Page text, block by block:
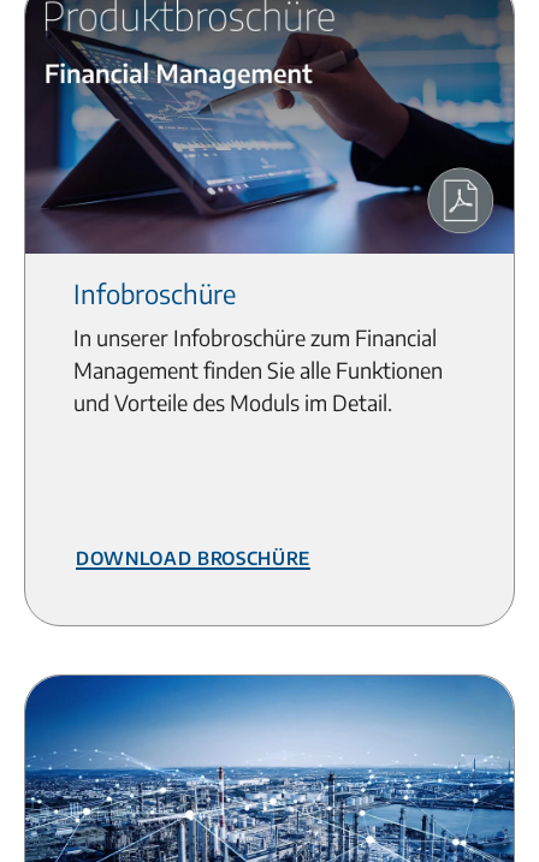
Infobroschüre
In unserer Infobroschüre zum Financial
Management finden Sie alle Funktionen
und Vorteile des Moduls im Detail.
Download Broschüre